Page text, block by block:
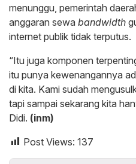
menunggu, pemerintah
anggaran sewa bandwidth
internet publik tidak terputus.
“Itu juga komponen
itu punya kewenangannya
di kita. Kami sudah
tapi sampai sekarang kita
Didi. (inm)
Post Views: 137